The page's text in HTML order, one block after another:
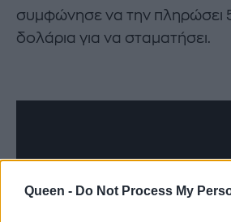
Queen - Do Not Process My
συμφώνησε να την
δολάρια για να σταματήσει.